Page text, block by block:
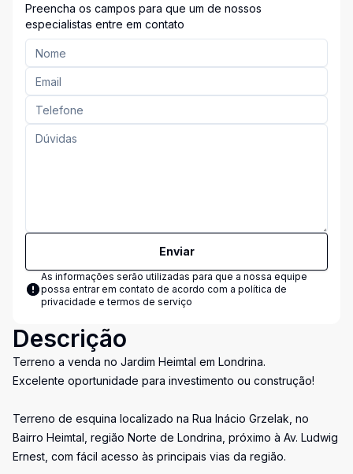
Preencha os campos para que um de nossos
especialistas entre em contato
Enviar
As informações serão utilizadas para que a nossa equipe
possa entrar em contato de acordo com a política de
privacidade e termos de serviço
Descrição
Terreno a venda no Jardim Heimtal em Londrina.
Excelente oportunidade para investimento ou construção!
Terreno de esquina localizado na Rua Inácio Grzelak, no
Bairro Heimtal, região Norte de Londrina, próximo à Av. Ludwig
Ernest, com fácil acesso às principais vias da região.